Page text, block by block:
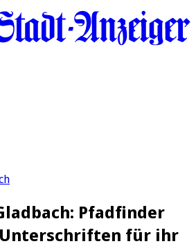
Pfadfinder
für ihr